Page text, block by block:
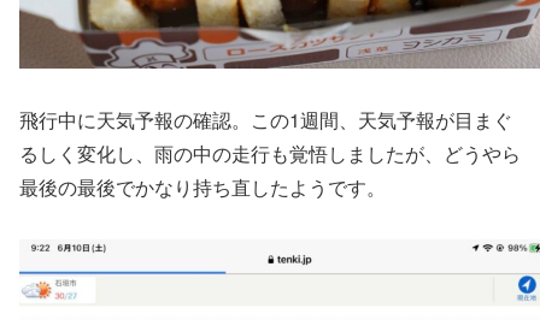
飛行中に天気予報の確認。この1週間、天気予報が目まぐ
るしく変化し、雨の中の走行も覚悟しましたが、どうやら
最後の最後でかなり持ち直したようです。